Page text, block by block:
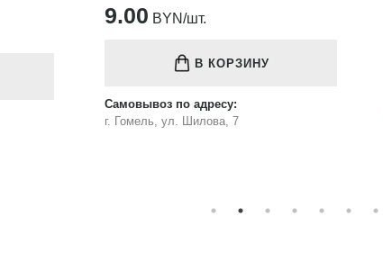
9.00 BYN/шт.
В КОРЗИНУ
Самовывоз по адресу:
г. Гомель, ул. Шилова, 7